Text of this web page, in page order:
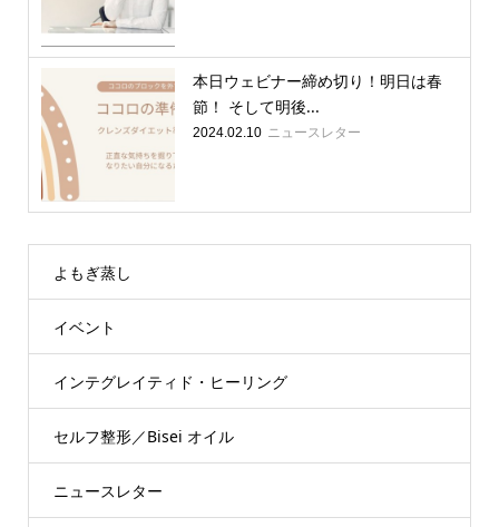
本日ウェビナー締め切り！明日は春
節！ そして明後...
2024.02.10 ニュースレター
よもぎ蒸し
イベント
インテグレイティド・ヒーリング
セルフ整形／Bisei オイル
ニュースレター